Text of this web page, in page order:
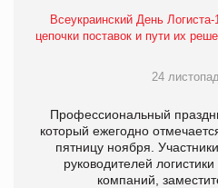
Всеукраинский День
цепочки поставок и пути их
24
Профессиональный
который ежегодно
пятницу ноября.
руководителей
компаний,